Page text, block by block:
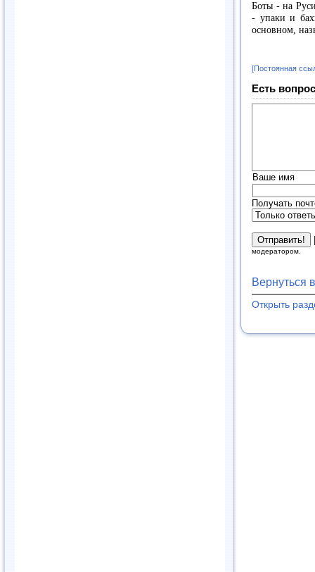
Боты - на
- упаки и
основном,
[Постоянная
Есть
Ваше имя
Получать
модератором.
Вернуться
Открыть